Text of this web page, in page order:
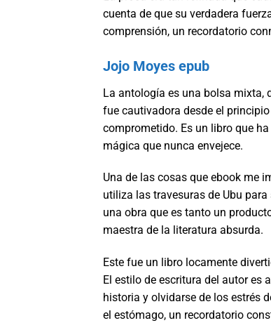
cuenta de que su verdadera
comprensión, un recordatorio
Jojo Moyes epub
La antología es una bolsa mixta,
fue cautivadora desde el
comprometido. Es un libro que
mágica que nunca envejece.
Una de las cosas que ebook me
utiliza las travesuras de Ubu
una obra que es tanto un
maestra de la literatura absurda.
Este fue un libro locamente
El estilo de escritura del autor es
historia y olvidarse de los estrés
el estómago, un recordatorio